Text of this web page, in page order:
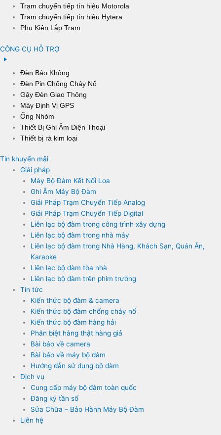
Trạm chuyển tiếp tín hiệu Motorola
Trạm chuyển tiếp tín hiệu Hytera
Phụ Kiện Lắp Trạm
CÔNG CỤ HỖ TRỢ
Đèn Báo Không
Đèn Pin Chống Cháy Nổ
Gậy Đèn Giao Thông
Máy Định Vị GPS
Ống Nhòm
Thiết Bị Ghi Âm Điện Thoại
Thiết bị rà kim loại
Tin khuyến mãi
Giải pháp
Máy Bộ Đàm Kết Nối Loa
Ghi Âm Máy Bộ Đàm
Giải Pháp Trạm Chuyển Tiếp Analog
Giải Pháp Trạm Chuyển Tiếp Digital
Liên lạc bộ đàm trong công trình xây dựng
Liên lạc bộ đàm trong nhà máy
Liên lạc bộ đàm trong Nhà Hàng, Khách Sạn, Quán Ăn,
Karaoke
Liên lạc bộ đàm tòa nhà
Liên lạc bộ đàm trên phim trường
Tin tức
Kiến thức bộ đàm & camera
Kiến thức bộ đàm chống cháy nổ
Kiến thức bộ đàm hàng hải
Phân biệt hàng thật hàng giả
Bài báo về camera
Bài báo về máy bộ đàm
Hướng dẫn sử dụng bộ đàm
Dịch vụ
Cung cấp máy bộ đàm toàn quốc
Đăng ký tần số
Sửa Chữa – Bảo Hành Máy Bộ Đàm
Liên hệ